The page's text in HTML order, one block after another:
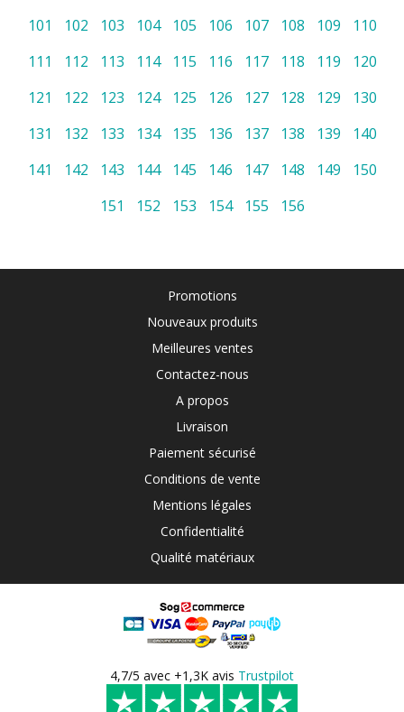
101
102 103 104 105 106 107 108 109
110
111
112 113 114 115 116 117 118 119
120
121
122 123 124 125 126 127 128 129
130
131
132 133 134 135 136 137 138 139
140
141
142 143 144 145 146 147 148 149
150
151
152 153 154 155 156
Promotions
Nouveaux produits
Meilleures ventes
Contactez-nous
A propos
Livraison
Paiement sécurisé
Conditions de vente
Mentions légales
Confidentialité
Qualité matériaux
4,7/5 avec +1,3K avis Trustpilot